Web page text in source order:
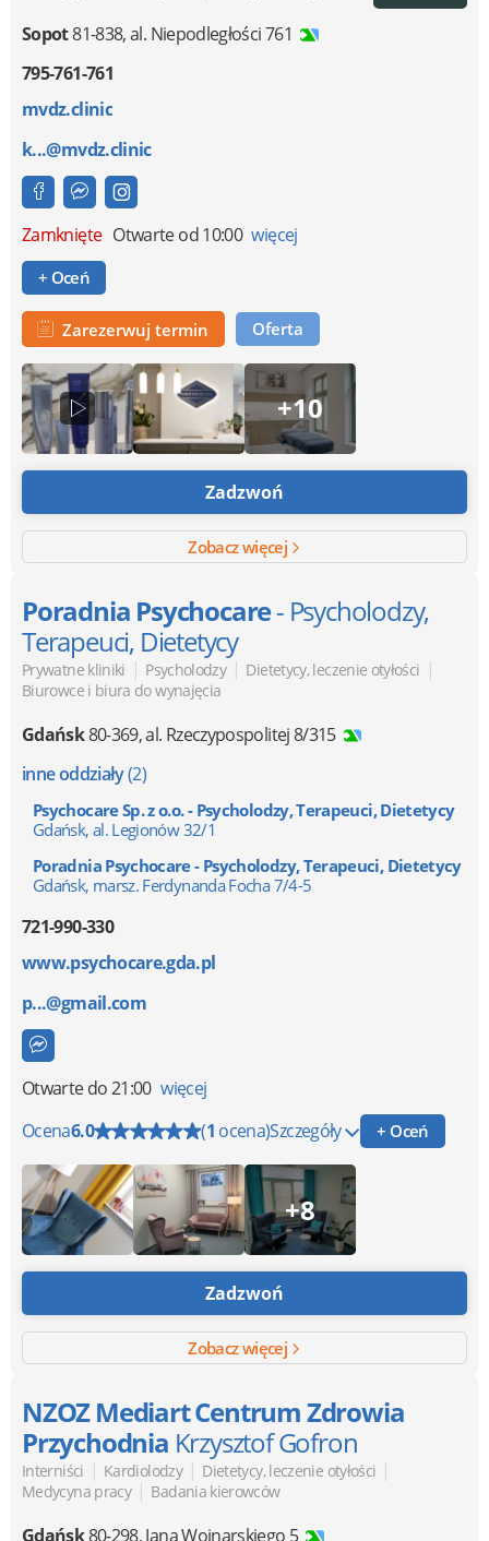
Sopot81-838,al. Niepodległości 761
795-761-761
mvdz.clinic
k...@mvdz.clinic
Zamknięte Otwarte od 10:00 więcej
+ Oceń
Zarezerwuj termin Oferta
+10
Zadzwoń
Zobacz więcej
Poradnia Psychocare- Psycholodzy,
Terapeuci, Dietetycy
Prywatne kliniki | Psycholodzy | Dietetycy, leczenie otyłości |
Biurowce i biura do wynajęcia
Gdańsk80-369,al. Rzeczypospolitej 8/315
inne oddziały(2)
Psychocare Sp. z o.o. - Psycholodzy, Terapeuci, Dietetycy
Gdańsk, al. Legionów 32/1
Poradnia Psychocare - Psycholodzy, Terapeuci, Dietetycy
Gdańsk, marsz. Ferdynanda Focha 7/4-5
721-990-330
www.psychocare.gda.pl
p...@gmail.com
Otwartedo 21:00 więcej
Ocena6.0 (1 ocena)Szczegóły + Oceń
+8
Zadzwoń
Zobacz więcej
NZOZ Mediart Centrum Zdrowia
Przychodnia Krzysztof Gofron
Interniści | Kardiolodzy | Dietetycy, leczenie otyłości |
Medycyna pracy | Badania kierowców
Gdańsk80-298,Jana Wojnarskiego 5